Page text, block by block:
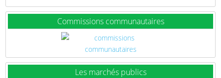
Commissions communautaires
Les marchés publics